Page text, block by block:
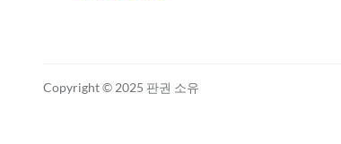
Copyright © 2025 판권 소유